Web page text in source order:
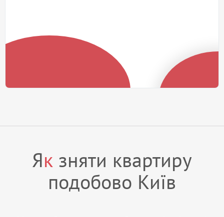
Як зняти квартиру
подобово Київ